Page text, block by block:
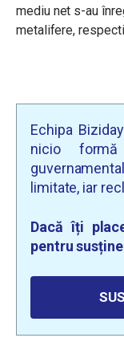
mediu net s-au
metalifere,
Echipa
nicio
limitate, iar
Dacă îți
pentru